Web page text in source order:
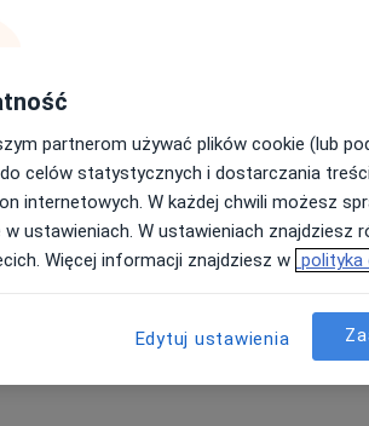
Dziś
7 Sie
Jutro
8 Sie
Ndz,
9 Sie
Pon,
10 Sie
Umawianie online nie jest dostępne
Poproś o wizytę
partnerom używać plików cookie (lub
celów statystycznych i dostarczania
internetowych. W każdej chwili możesz
ustawieniach. W ustawieniach znajdziesz
Więcej informacji znajdziesz w polityka
Edytuj ustawienia